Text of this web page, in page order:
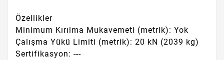
Özellikler
Minimum Kırılma Mukavemeti (metrik): Yok
Çalışma Yükü Limiti (metrik): 20 kN (2039 kg)
Sertifikasyon: ---